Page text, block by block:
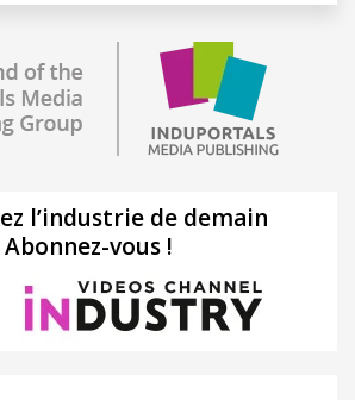
l’industrie de demain
Abonnez-vous !